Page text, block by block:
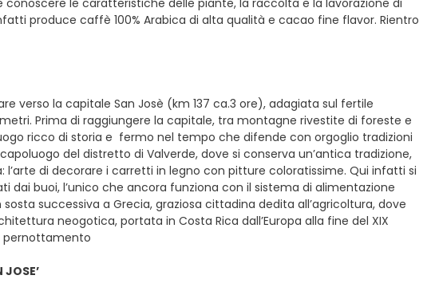
produce caffè 100% Arabica di alta qualità e cacao fine flavor. Rientro
verso la capitale San Josè (km 137 ca.3 ore), adagiata sul fertile
Prima di raggiungere la capitale, tra montagne rivestite di foreste e
ricco di storia e fermo nel tempo che difende con orgoglio tradizioni
del distretto di Valverde, dove si conserva un’antica tradizione,
di decorare i carretti in legno con pitture coloratissime. Qui infatti si
buoi, l’unico che ancora funziona con il sistema di alimentazione
successiva a Grecia, graziosa cittadina dedita all’agricoltura, dove
neogotica, portata in Costa Rica dall’Europa alla fine del XIX
pernottamento